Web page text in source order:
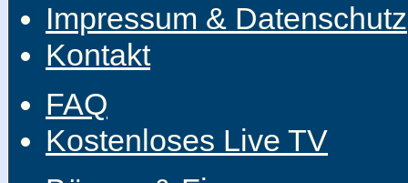
Impressum & Datenschutz
Kontakt
FAQ
Kostenloses Live TV